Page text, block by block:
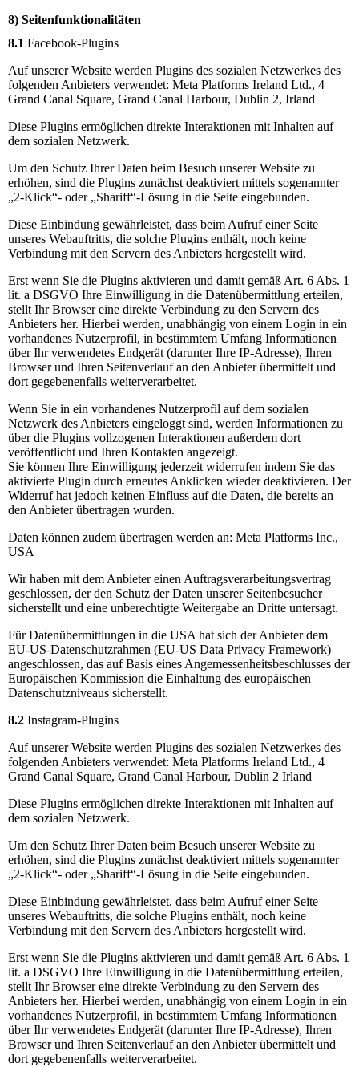
8) Seitenfunktionalitäten
8.1 Facebook-Plugins
Auf unserer Website werden Plugins des sozialen Netzwerkes des
folgenden Anbieters verwendet: Meta Platforms Ireland Ltd., 4
Grand Canal Square, Grand Canal Harbour, Dublin 2, Irland
Diese Plugins ermöglichen direkte Interaktionen mit Inhalten auf
dem sozialen Netzwerk.
Um den Schutz Ihrer Daten beim Besuch unserer Website zu
erhöhen, sind die Plugins zunächst deaktiviert mittels sogenannter
„2-Klick“- oder „Shariff“-Lösung in die Seite eingebunden.
Diese Einbindung gewährleistet, dass beim Aufruf einer Seite
unseres Webauftritts, die solche Plugins enthält, noch keine
Verbindung mit den Servern des Anbieters hergestellt wird.
Erst wenn Sie die Plugins aktivieren und damit gemäß Art. 6 Abs. 1
lit. a DSGVO Ihre Einwilligung in die Datenübermittlung erteilen,
stellt Ihr Browser eine direkte Verbindung zu den Servern des
Anbieters her. Hierbei werden, unabhängig von einem Login in ein
vorhandenes Nutzerprofil, in bestimmtem Umfang Informationen
über Ihr verwendetes Endgerät (darunter Ihre IP-Adresse), Ihren
Browser und Ihren Seitenverlauf an den Anbieter übermittelt und
dort gegebenenfalls weiterverarbeitet.
Wenn Sie in ein vorhandenes Nutzerprofil auf dem sozialen
Netzwerk des Anbieters eingeloggt sind, werden Informationen zu
über die Plugins vollzogenen Interaktionen außerdem dort
veröffentlicht und Ihren Kontakten angezeigt.
Sie können Ihre Einwilligung jederzeit widerrufen indem Sie das
aktivierte Plugin durch erneutes Anklicken wieder deaktivieren. Der
Widerruf hat jedoch keinen Einfluss auf die Daten, die bereits an
den Anbieter übertragen wurden.
Daten können zudem übertragen werden an: Meta Platforms Inc.,
USA
Wir haben mit dem Anbieter einen Auftragsverarbeitungsvertrag
geschlossen, der den Schutz der Daten unserer Seitenbesucher
sicherstellt und eine unberechtigte Weitergabe an Dritte untersagt.
Für Datenübermittlungen in die USA hat sich der Anbieter dem
EU-US-Datenschutzrahmen (EU-US Data Privacy Framework)
angeschlossen, das auf Basis eines Angemessenheitsbeschlusses der
Europäischen Kommission die Einhaltung des europäischen
Datenschutzniveaus sicherstellt.
8.2 Instagram-Plugins
Auf unserer Website werden Plugins des sozialen Netzwerkes des
folgenden Anbieters verwendet: Meta Platforms Ireland Ltd., 4
Grand Canal Square, Grand Canal Harbour, Dublin 2 Irland
Diese Plugins ermöglichen direkte Interaktionen mit Inhalten auf
dem sozialen Netzwerk.
Um den Schutz Ihrer Daten beim Besuch unserer Website zu
erhöhen, sind die Plugins zunächst deaktiviert mittels sogenannter
„2-Klick“- oder „Shariff“-Lösung in die Seite eingebunden.
Diese Einbindung gewährleistet, dass beim Aufruf einer Seite
unseres Webauftritts, die solche Plugins enthält, noch keine
Verbindung mit den Servern des Anbieters hergestellt wird.
Erst wenn Sie die Plugins aktivieren und damit gemäß Art. 6 Abs. 1
lit. a DSGVO Ihre Einwilligung in die Datenübermittlung erteilen,
stellt Ihr Browser eine direkte Verbindung zu den Servern des
Anbieters her. Hierbei werden, unabhängig von einem Login in ein
vorhandenes Nutzerprofil, in bestimmtem Umfang Informationen
über Ihr verwendetes Endgerät (darunter Ihre IP-Adresse), Ihren
Browser und Ihren Seitenverlauf an den Anbieter übermittelt und
dort gegebenenfalls weiterverarbeitet.